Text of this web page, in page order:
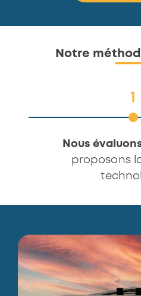
Notre
Nous signons
réalisons